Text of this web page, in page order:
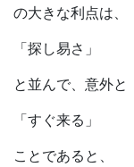
の大きな利点は、
「探し易さ」
と並んで、意外と
「すぐ来る」
ことであると、